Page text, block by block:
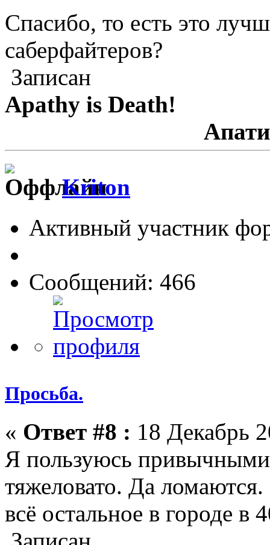
Спасибо, то есть это
саберфайтеров?
Записан
Apathy is Death!
Апатия -
Kriton
Активный участник
Сообщений: 466
Просьба.
« Ответ #8 : 18 Декабрь
Я пользуюсь
тяжеловато. Да
всё остальное в городе в